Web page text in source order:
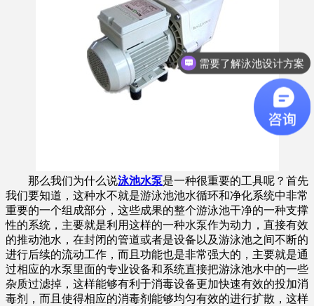
那么我们为什么说泳池水泵是一种很重要的工具呢？首先
我们要知道，这种水不就是游泳池池水循环和净化系统中非常
重要的一个组成部分，这些成果的整个游泳池干净的一种支撑
性的系统，主要就是利用这样的一种水泵作为动力，直接有效
的推动池水，在封闭的管道或者是设备以及游泳池之间不断的
进行后续的流动工作，而且功能也是非常强大的，主要就是通
过相应的水泵里面的专业设备和系统直接把游泳池水中的一些
杂质过滤掉，这样能够有利于消毒设备更加快速有效的投加消
毒剂，而且使得相应的消毒剂能够均匀有效的进行扩散，这样
需要了解泳池设计方案